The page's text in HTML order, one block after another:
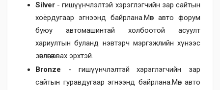
Silver - гишүүнчлэлтэй хэрэглэгчийн зар сайтын
хоёрдугаар эгнээнд байрлана.Мөн авто форум
буюу автомашинтай холбоотой асуулт
хариултын буланд нэвтэрч мэргэжлийн хүнээс
зөвлөгөө авах эрхтэй.
Bronze - гишүүнчлэлтэй хэрэглэгчийн зар
сайтын гуравдугаар эгнээнд байрлана.Мөн авто